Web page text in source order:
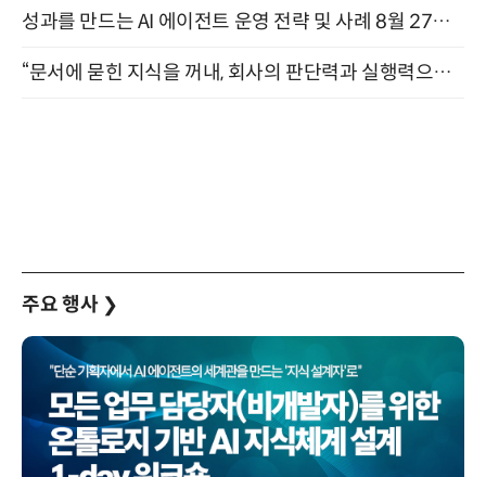
성과를 만드는 AI 에이전트 운영 전략 및 사례 8월 27일 개최
“문서에 묻힌 지식을 꺼내, 회사의 판단력과 실행력으로 바꾸다” (8/20)
주요 행사 ❯